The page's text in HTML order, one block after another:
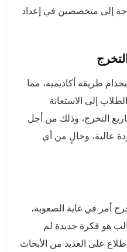
إلى متخصصين في إعداد
طريقة أكاديمية، مما
إلى الاستعانة
التخرج، وذلك من أجل
عالية، وخالٍ من أي
أمر في غاية الصعوبة،
هو فكرة جديدة لم
على العديد من الأبحاث